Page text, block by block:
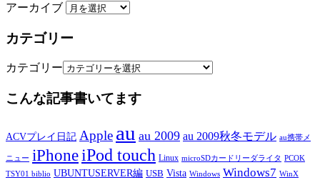
アーカイブ
カテゴリー
カテゴリー
こんな記事書いてます
ACVプレイ日記 Apple au au 2009 au 2009秋冬モデル au携帯メ
ニュー iPhoneiPod touch Linux microSDカードリーダライタ PCOK
TSY01 biblio UBUNTUSERVER編 USB Vista Windows Windows7 WinX